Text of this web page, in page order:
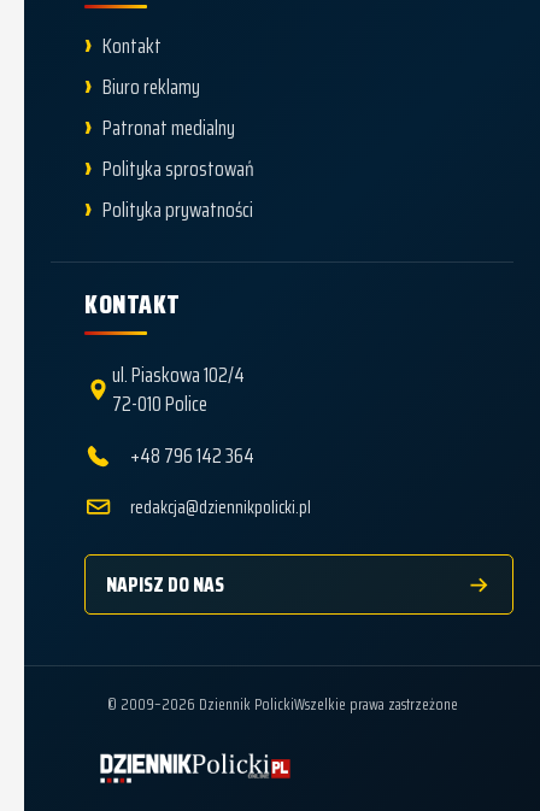
Kontakt
Biuro reklamy
Patronat medialny
Polityka sprostowań
Polityka prywatności
KONTAKT
ul. Piaskowa 102/4
72-010 Police
+48 796 142 364
redakcja@dziennikpolicki.pl
NAPISZ DO NAS
© 2009–2026 Dziennik PolickiWszelkie prawa zastrzeżone